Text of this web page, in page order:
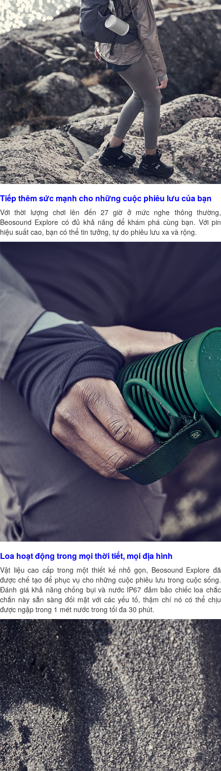
Tiếp thêm sức mạnh cho những cuộc phiêu lưu của bạn
Với thời lượng chơi lên đến 27 giờ ở mức nghe thông thường,
Beosound Explore có đủ khả năng để khám phá cùng bạn. Với pin
hiệu suất cao, bạn có thể tin tưởng, tự do phiêu lưu xa và rộng.
Loa hoạt động trong mọi thời tiết, mọi địa hình
Vật liệu cao cấp trong một thiết kế nhỏ gọn, Beosound Explore đã
được chế tạo để phục vụ cho những cuộc phiêu lưu trong cuộc sống.
Đánh giá khả năng chống bụi và nước IP67 đảm bảo chiếc loa chắc
chắn này sẵn sàng đối mặt với các yếu tố, thậm chí nó có thể chịu
được ngập trong 1 mét nước trong tối đa 30 phút.